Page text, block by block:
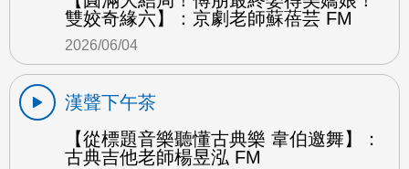
雙姣奇緣六】：京劇老師蘇蓓芸 FM
2026/06/04
漢聲下午茶
【從標題音樂聽懂古典樂 韋伯邀舞】：
古典吉他老師楊昱泓 FM